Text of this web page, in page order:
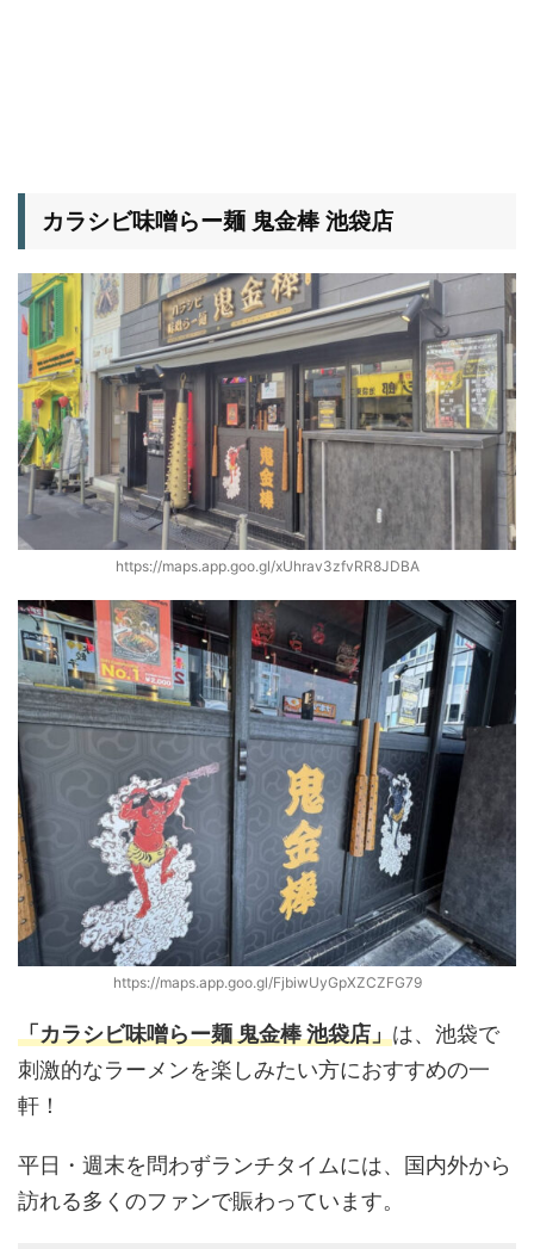
カラシビ味噌らー麺 鬼金棒 池袋店
https://maps.app.goo.gl/xUhrav3zfvRR8JDBA
https://maps.app.goo.gl/FjbiwUyGpXZCZFG79
「カラシビ味噌らー麺 鬼金棒 池袋店」は、池袋で
刺激的なラーメンを楽しみたい方におすすめの一
軒！
平日・週末を問わずランチタイムには、国内外から
訪れる多くのファンで賑わっています。